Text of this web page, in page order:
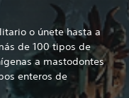
o únete hasta a
de 100 tipos de
a mastodontes
enteros de